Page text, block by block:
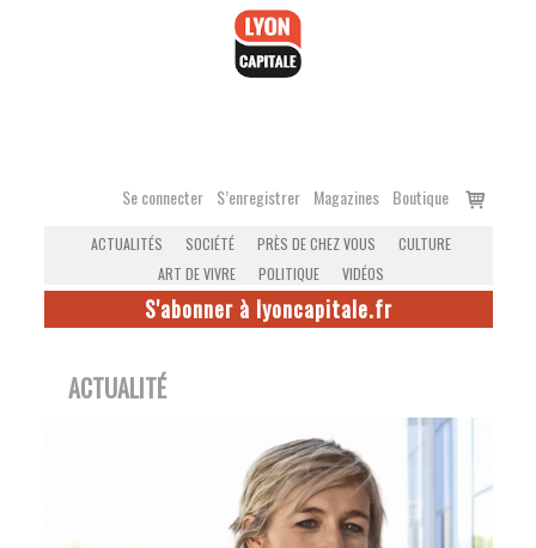
Se connecter S’enregistrer Magazines Boutique
Voir
ACTUALITÉS SOCIÉTÉ PRÈS DE CHEZ VOUS
CULTURE
ART DE VIVRE
POLITIQUE VIDÉOS
S'abonner à lyoncapitale.fr
ACTUALITÉ